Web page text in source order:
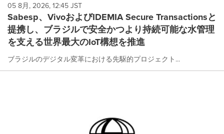
05 8月, 2026, 12:45 JST
Sabesp、VivoおよびIDEMIA Secure Transactionsと
提携し、ブラジルで安全かつより持続可能な水管理
を支える世界最大のIoT構想を推進
ブラジルのデジタル変革における先駆的プロジェクト...